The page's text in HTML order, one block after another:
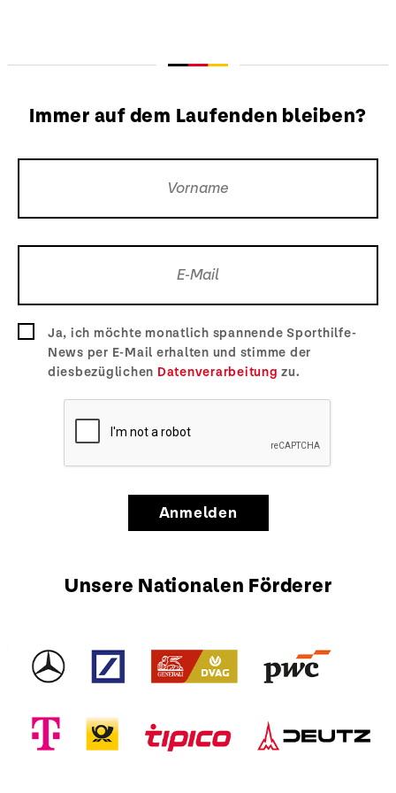
Immer auf dem Laufenden bleiben?
Ja, ich möchte monatlich spannende Sporthilfe-
News per E-Mail erhalten und stimme der
diesbezüglichen Datenverarbeitung zu.
Anmelden
Unsere Nationalen Förderer